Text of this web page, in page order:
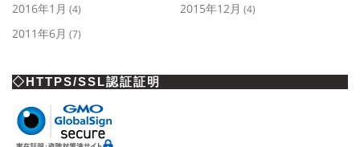
2016年1月 (4) 2015年12月 (4)
2011年6月 (7)
◇HTTPS/SSL認証証明